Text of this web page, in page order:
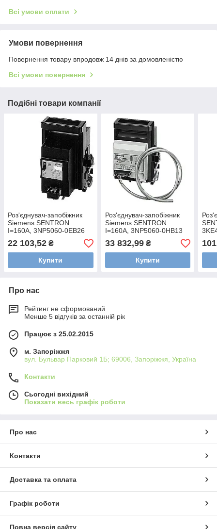
Всі умови оплати
Умови повернення
Повернення товару впродовж 14 днів за домовленістю
Всі умови повернення
Подібні товари компанії
Роз'єднувач-запобіжник
Siemens SENTRON
I=160A, 3NP5060-0EB26
22 103,52 ₴
Купити
Роз'єднувач-запобіжник
Siemens SENTRON
I=160A, 3NP5060-0HB13
33 832,99₴
Купити
Про нас
Рейтинг не сформований
Менше 5 відгуків за останній рік
Працює з 25.02.2015
м. Запоріжжя
вул. Бульвар Парковий 1Б; 69006, Запоріжжя, Україна
Контакти
Сьогодні вихідний
Показати весь графік роботи
Про нас
Контакти
Доставка та оплата
Графік роботи
Повна версія сайту